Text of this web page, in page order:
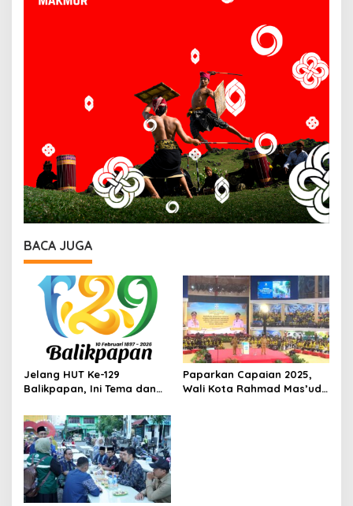
BACA JUGA
Jelang HUT Ke-129
Balikpapan, Ini Tema dan
Rahmad Mas’ud
Paparkan Capaian 2025,
Wali Kota Rahmad Mas’ud